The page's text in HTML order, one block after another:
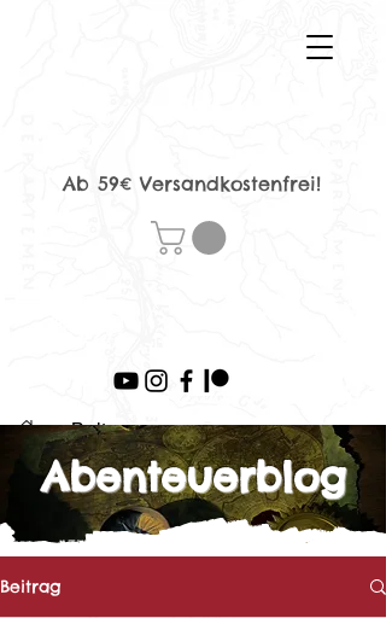
Ab 59€ Versandkostenfrei!
> Beitrag
Abenteuerblog
Beitrag